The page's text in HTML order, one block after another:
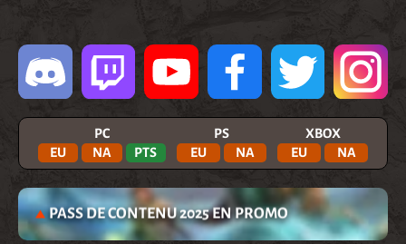
PC
EU
NA PTS
PS
EU
NA
XBOX
EU
NA
PASS DE CONTENU 2025 EN PROMO